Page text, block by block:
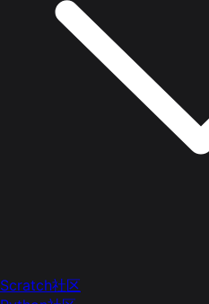
Scratch社区